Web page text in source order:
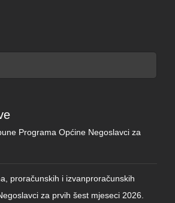
Programa Općine Negoslavci za
proračunskih i izvanproračunskih
za prvih šest mjeseci 2026.